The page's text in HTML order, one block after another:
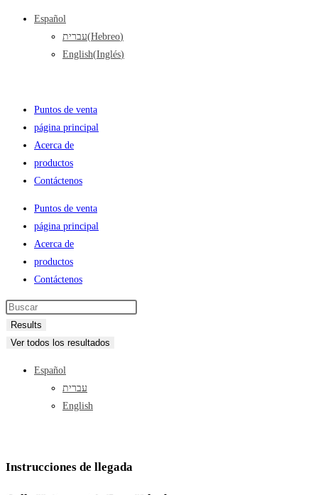
Español
עברית(Hebreo)
English(Inglés)
Puntos de venta
página principal
Acerca de
productos
Contáctenos
Puntos de venta
página principal
Acerca de
productos
Contáctenos
Search
...Results
Ver todos los resultados
Español
עברית
English
Instrucciones de llegada